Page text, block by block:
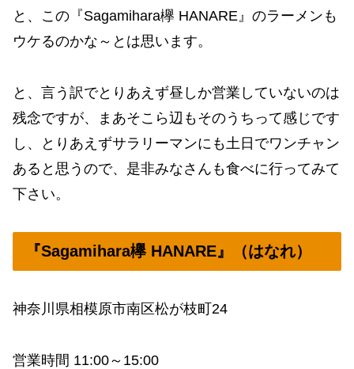
と、この『Sagamihara欅 HANARE』のラーメンも
ウケるのかな～とは思います。
と、言う訳でとりあえず昼しか営業していないのは
残念ですが、まあそこら辺もそのうちって感じです
し、とりあえずサラリーマンにも土日でワンチャン
あると思うので、是非みなさんも食べに行ってみて
下さい。
『Sagamihara欅 HANARE』（はなれ）
神奈川県相模原市南区松が枝町24
営業時間 11:00～15:00